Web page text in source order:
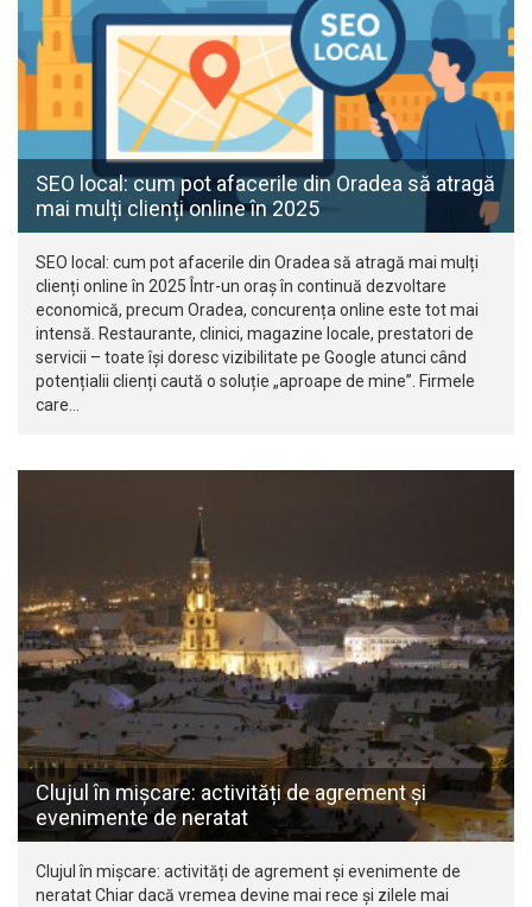
SEO local: cum pot afacerile din Oradea să atragă
mai mulți clienți online în 2025
SEO local: cum pot afacerile din Oradea să atragă mai mulți
clienți online în 2025 Într-un oraș în continuă dezvoltare
economică, precum Oradea, concurența online este tot mai
intensă. Restaurante, clinici, magazine locale, prestatori de
servicii – toate își doresc vizibilitate pe Google atunci când
potențialii clienți caută o soluție „aproape de mine”. Firmele
care…
Clujul în mișcare: activități de agrement și
evenimente de neratat
Clujul în mișcare: activități de agrement și evenimente de
neratat Chiar dacă vremea devine mai rece și zilele mai